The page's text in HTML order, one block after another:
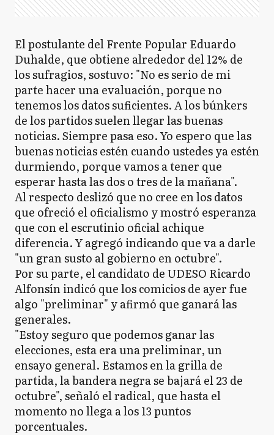
El postulante del Frente Popular Eduardo
Duhalde, que obtiene alrededor del 12% de
los sufragios, sostuvo: "No es serio de mi
parte hacer una evaluación, porque no
tenemos los datos suficientes. A los búnkers
de los partidos suelen llegar las buenas
noticias. Siempre pasa eso. Yo espero que las
buenas noticias estén cuando ustedes ya estén
durmiendo, porque vamos a tener que
esperar hasta las dos o tres de la mañana".
Al respecto deslizó que no cree en los datos
que ofreció el oficialismo y mostró esperanza
que con el escrutinio oficial achique
diferencia. Y agregó indicando que va a darle
"un gran susto al gobierno en octubre".
Por su parte, el candidato de UDESO Ricardo
Alfonsín indicó que los comicios de ayer fue
algo "preliminar" y afirmó que ganará las
generales.
"Estoy seguro que podemos ganar las
elecciones, esta era una preliminar, un
ensayo general. Estamos en la grilla de
partida, la bandera negra se bajará el 23 de
octubre", señaló el radical, que hasta el
momento no llega a los 13 puntos
porcentuales.